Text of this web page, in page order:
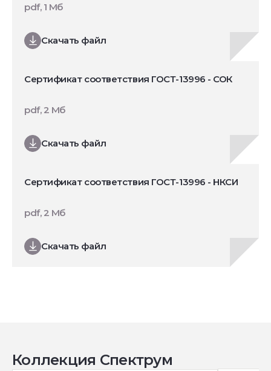
Скачать файл
pdf, 1 Мб
Сертификат соответствия ГОСТ-13996 - СОК
Скачать файл
pdf, 2 Мб
Сертификат соответствия ГОСТ-13996 - НКСИ
Скачать файл
pdf, 2 Мб
Коллекция Спектрум